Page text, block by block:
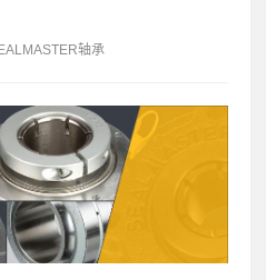
轴承